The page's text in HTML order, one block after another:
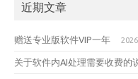
近期文章
赠送专业版软件VIP一年
关于软件内AI处理需要收费的